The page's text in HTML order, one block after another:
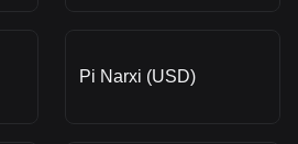
Pi Narxi (USD)